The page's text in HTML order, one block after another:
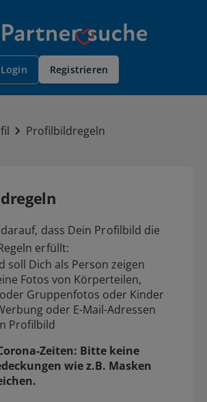
Login Registrieren
Profilbildregeln
dass Dein Profilbild die
erfüllt:
soll Dich als Person zeigen
Fotos von Körperteilen,
Gruppenfotos oder Kinder
oder E-Mail-Adressen
Profilbild
Zeiten: Bitte keine
wie z.B. Masken